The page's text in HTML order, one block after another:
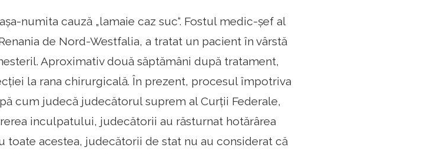
numita cauză „lamaie caz suc“. Fostul medic-șef al
de Nord-Westfalia, a tratat un pacient în vârstă
Aproximativ două săptămâni după tratament,
la rana chirurgicală. În prezent, procesul împotriva
cum judecă judecătorul suprem al Curții Federale,
inculpatului, judecătorii au răsturnat hotărârea
toate acestea, judecătorii de stat nu au considerat că